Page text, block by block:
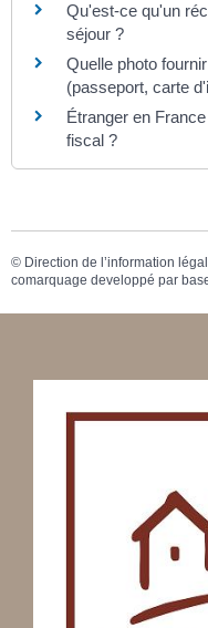
Qu'est-ce qu'un
séjour ?
Quelle photo
(passeport, carte
Étranger en
fiscal ?
© Direction de l’information
comarquage developpé par